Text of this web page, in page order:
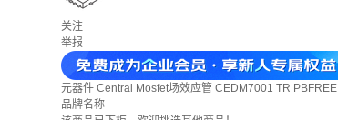
关注
举报
元器件 Central Mosfet场效应管 CEDM7001 TR PBFREE
品牌名称